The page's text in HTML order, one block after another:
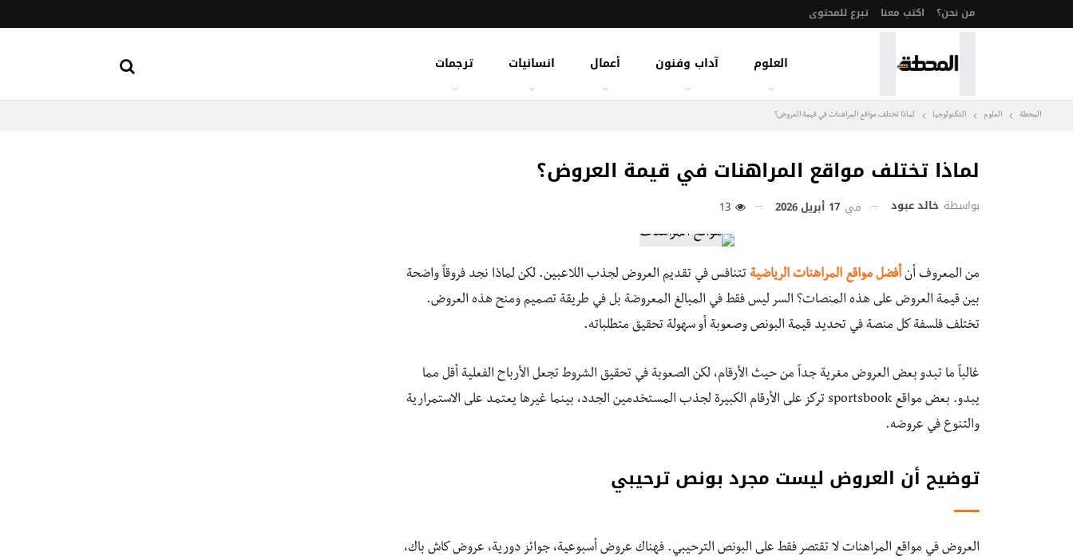
من نحن؟ اكتب معنا تبرع للمحتوى
العلوم آداب وفنون أعمال انسانيات ترجمات
المحطة العلوم التكنولوجيا لماذا تختلف مواقع المراهنات في قيمة العروض؟
لماذا تختلف مواقع المراهنات في قيمة العروض؟
بواسطة خالد عبود في 17 أبريل 2026
من المعروف أن أفضل مواقع المراهنات الرياضية تتنافس في تقديم العروض لجذب اللاعبين. لكن لماذا نجد فروقاً واضحة
بين قيمة العروض على هذه المنصات؟ السر ليس فقط في المبالغ المعروضة بل في طريقة تصميم ومنح هذه العروض.
تختلف فلسفة كل منصة في تحديد قيمة البونص وصعوبة أو سهولة تحقيق متطلباته.
غالباً ما تبدو بعض العروض مغرية جداً من حيث الأرقام، لكن الصعوبة في تحقيق الشروط تجعل الأرباح الفعلية أقل مما
يبدو. بعض مواقع sportsbook تركز على الأرقام الكبيرة لجذب المستخدمين الجدد، بينما غيرها يعتمد على الاستمرارية
والتنوع في عروضه.
توضيح أن العروض ليست مجرد بونص ترحيبي
العروض في مواقع المراهنات لا تقتصر فقط على البونص الترحيبي. فهناك عروض أسبوعية، جوائز دورية، عروض كاش باك،